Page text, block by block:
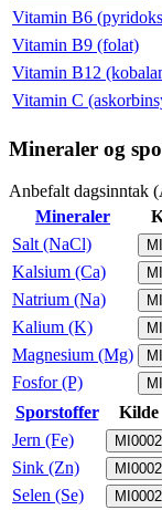
Vitamin B6
Vitamin B9 (folat)
Vitamin B12
Vitamin C
Mineraler og
Anbefalt dagsinntak
Mineraler
Salt (NaCl)
Kalsium (Ca)
Natrium (Na)
Kalium (K)
Magnesium (Mg)
Fosfor (P)
Sporstoffer
Kilde
Jern (Fe) MI0002
Sink (Zn)
MI0002
Selen (Se)
MI0002